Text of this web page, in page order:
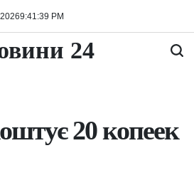
9:41 :39 PM
24
20 копеек